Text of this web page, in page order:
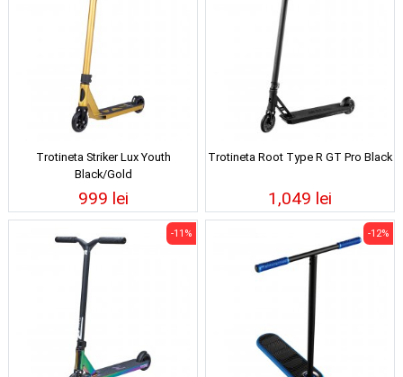
Trotineta Striker Lux Youth
Black/Gold
999 lei
Trotineta Root Type R GT Pro Black
1,049 lei
-11% -12%